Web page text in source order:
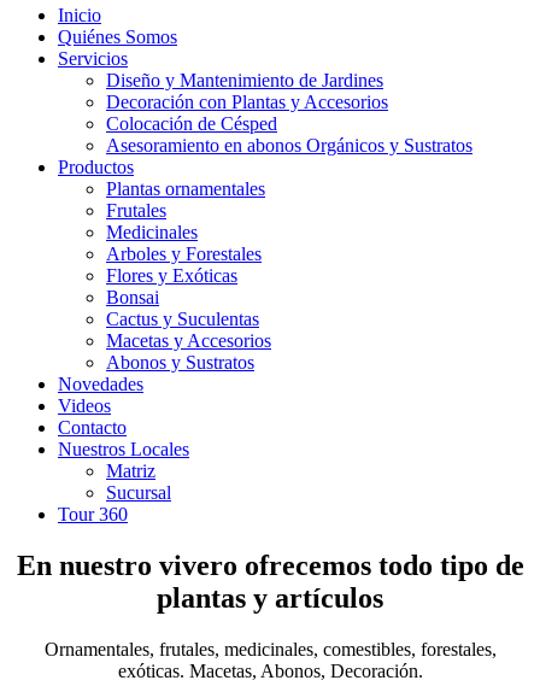
Inicio
Quiénes Somos
Servicios
Diseño y Mantenimiento de Jardines
Decoración con Plantas y Accesorios
Colocación de Césped
Asesoramiento en abonos Orgánicos y Sustratos
Productos
Plantas ornamentales
Frutales
Medicinales
Arboles y Forestales
Flores y Exóticas
Bonsai
Cactus y Suculentas
Macetas y Accesorios
Abonos y Sustratos
Novedades
Videos
Contacto
Nuestros Locales
Matriz
Sucursal
Tour 360
En nuestro vivero ofrecemos todo tipo de
plantas y artículos
Ornamentales, frutales, medicinales, comestibles, forestales,
exóticas. Macetas, Abonos, Decoración.